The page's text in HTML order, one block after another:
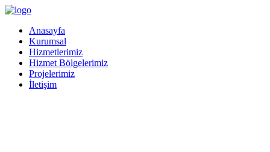
İçeriğe
Anasayfa
Kurumsal
Hizmetlerimiz
Hizmet Bölgelerimiz
Projelerimiz
İletişim